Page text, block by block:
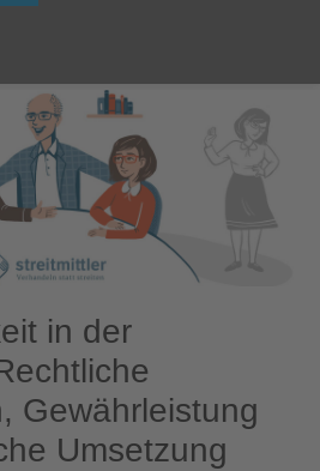
in der
Gewährleistung
Umsetzung